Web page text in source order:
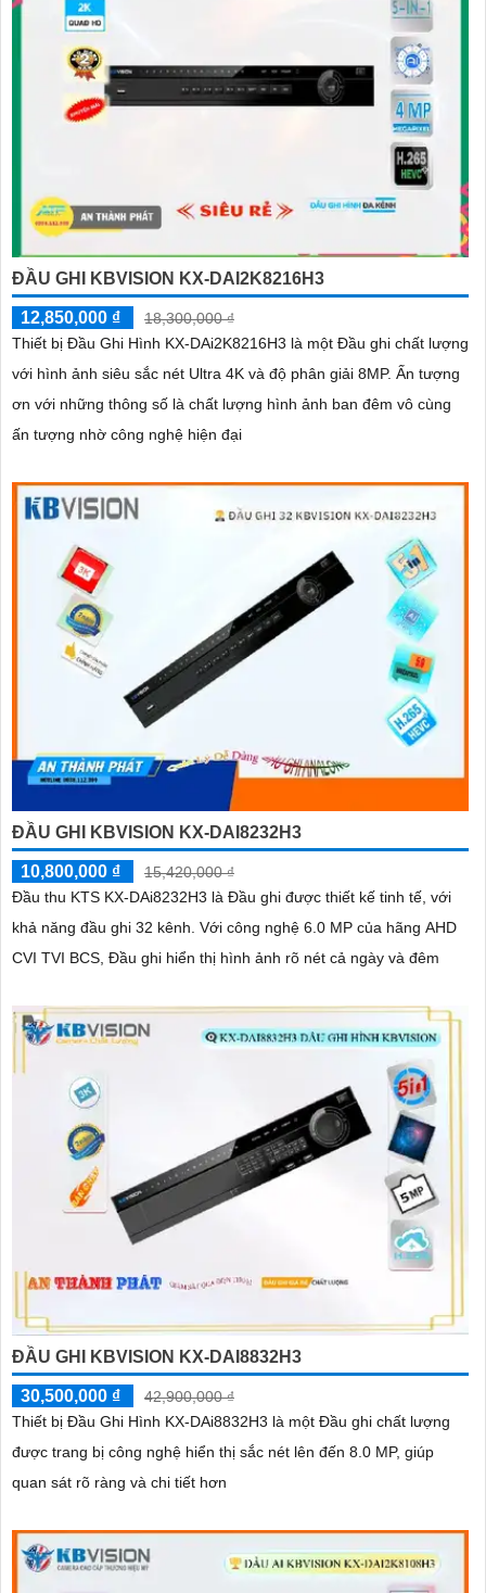
ĐẦU GHI KBVISION KX-DAI2K8216H3
12,850,000 ₫
18,300,000 ₫
Thiết bị Đầu Ghi Hình KX-DAi2K8216H3 là một Đầu ghi chất lượng
với hình ảnh siêu sắc nét Ultra 4K và độ phân giải 8MP. Ấn tượng
ơn với những thông số là chất lượng hình ảnh ban đêm vô cùng
ấn tượng nhờ công nghệ hiện đại
ĐẦU GHI KBVISION KX-DAI8232H3
10,800,000 ₫
15,420,000 ₫
Đầu thu KTS KX-DAi8232H3 là Đầu ghi được thiết kế tinh tế, với
khả năng đầu ghi 32 kênh. Với công nghệ 6.0 MP của hãng AHD
CVI TVI BCS, Đầu ghi hiển thị hình ảnh rõ nét cả ngày và đêm
ĐẦU GHI KBVISION KX-DAI8832H3
30,500,000 ₫
42,900,000 ₫
Thiết bị Đầu Ghi Hình KX-DAi8832H3 là một Đầu ghi chất lượng
được trang bị công nghệ hiển thị sắc nét lên đến 8.0 MP, giúp
quan sát rõ ràng và chi tiết hơn